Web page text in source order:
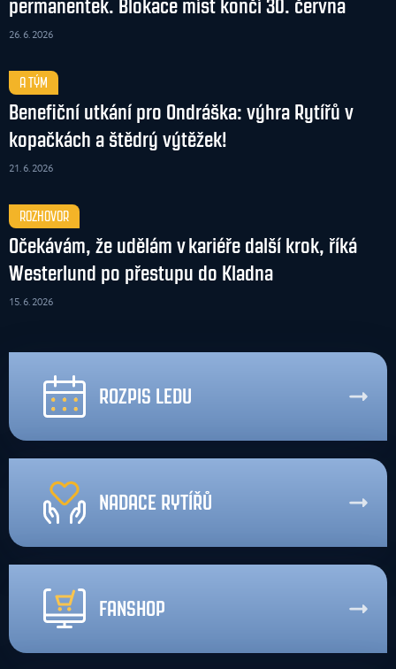
permanentek. Blokace míst končí 30. června
26. 6. 2026
A TÝM
Benefiční utkání pro Ondráška: výhra Rytířů v
kopačkách a štědrý výtěžek!
21. 6. 2026
ROZHOVOR
Očekávám, že udělám v kariéře další krok, říká
Westerlund po přestupu do Kladna
15. 6. 2026
ROZPIS LEDU
NADACE RYTÍŘŮ
FANSHOP